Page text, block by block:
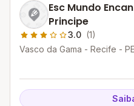
Esc Mundo
Principe
3.0 (1)
Vasco da Gama - Recife - PE